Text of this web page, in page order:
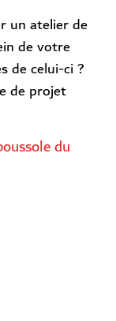
un atelier de
de votre
de celui-ci ?
de projet
du